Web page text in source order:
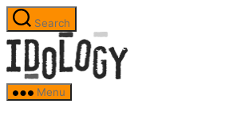
Skip
to
the
content
Search
Menu